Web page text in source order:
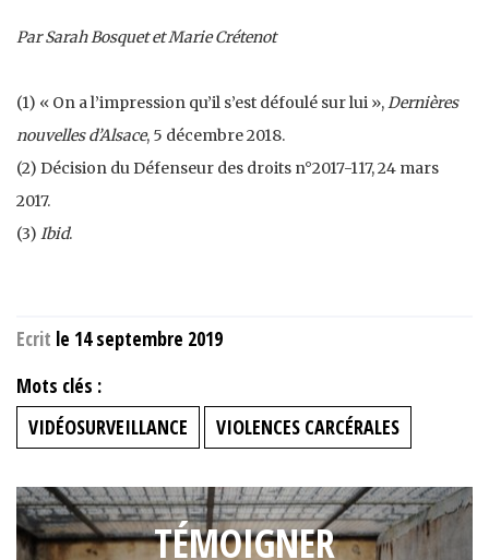
Par Sarah Bosquet et Marie Crétenot
(1) « On a l’impres­sion qu’il s’est défoulé sur lui », Dernières
nouvelles d’Alsace, 5 décembre 2018.
(2) Décision du Défenseur des droits n°2017-117, 24 mars
2017.
(3) Ibid.
Ecrit le 14 septembre 2019
Mots clés :
VIDÉOSURVEILLANCE
VIOLENCES CARCÉRALES
TÉMOIGNER